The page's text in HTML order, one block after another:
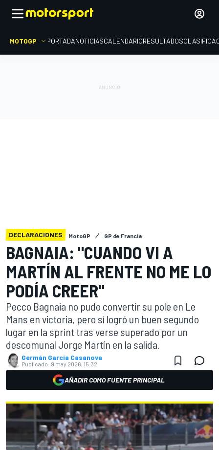
MOTOGP PORTADANOTICIASCALENDARIORESULTADOS
DECLARACIONES MotoGP GP de Francia
BAGNAIA: "CUANDO VI A
MARTÍN AL FRENTE NO ME LO
PODÍA CREER"
Pecco Bagnaia no pudo convertir su pole en Le
Mans en victoria, pero sí logró un buen segundo
lugar en la sprint tras verse superado por un
descomunal Jorge Martín en la salida.
Germán Garcia Casanova
Publicado: 9 may 2026, 15:32
AÑADIR COMO FUENTE PRINCIPAL